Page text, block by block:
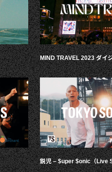
MIND TRAVEL 2023 ダイ
鋭児 – $uper $onic（Live